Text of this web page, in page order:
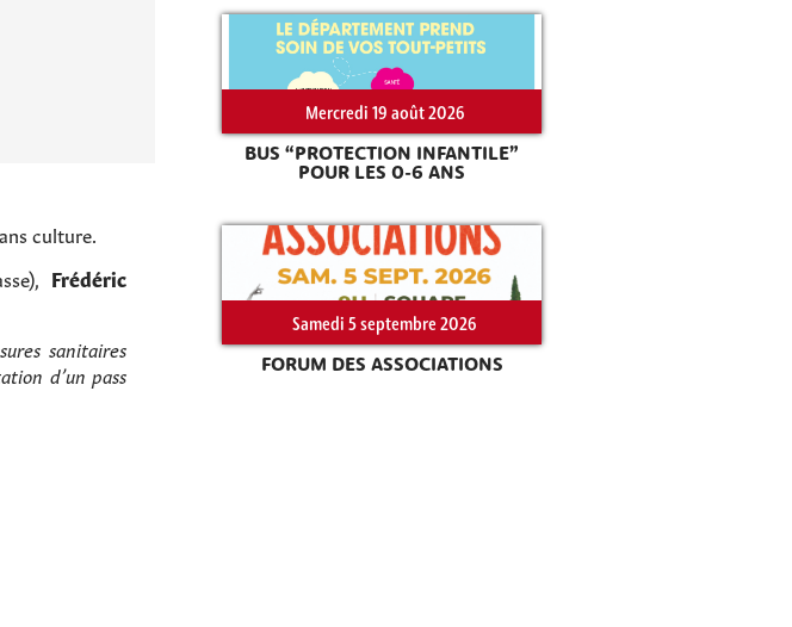
le site
culture.
Frédéric
sanitaires
d’un pass
Mercredi 19 août 2026
BUS “PROTECTION INFANTILE”
POUR LES 0-6 ANS
Samedi 5 septembre 2026
FORUM DES ASSOCIATIONS